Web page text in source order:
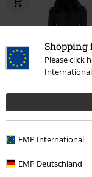
Please click
International
EMP International
EMP Deutschland
% Grote maten
€ 237,99
Lange jassen